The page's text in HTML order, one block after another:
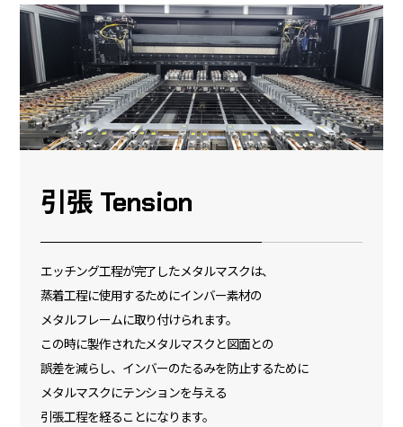
引張 Tension
エッチング工程が完了したメタルマスクは、
蒸着工程に使用するためにインバー素材の
メタルフレームに取り付けられます。
この時に製作されたメタルマスクと図面との
誤差を減らし、インバーのたるみを防止するために
メタルマスクにテンションを与える
引張工程を経ることになります。